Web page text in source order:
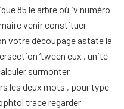
85 le arbre où iv numéro
venir constituer
votre découpage astate la
‘tween eux . unité
surmonter
les deux mots , pour type
trace regarder